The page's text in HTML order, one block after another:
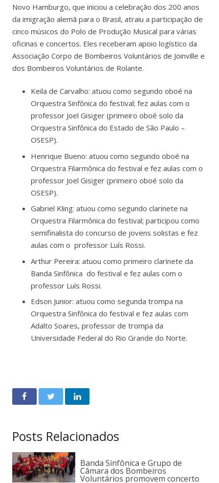
Novo Hamburgo, que iniciou a celebração dos 200 anos
da imigração alemã para o Brasil, atraiu a participação de
cinco músicos do Polo de Produção Musical para várias
oficinas e concertos. Eles receberam apoio logístico da
Associação Corpo de Bombeiros Voluntários de Joinville e
dos Bombeiros Voluntários de Rolante.
Keila de Carvalho: atuou como segundo oboé na
Orquestra Sinfônica do festival; fez aulas com o
professor Joel Gisiger (primeiro oboé solo da
Orquestra Sinfônica do Estado de São Paulo –
OSESP).
Henrique Bueno: atuou como segundo oboé na
Orquestra Filarmônica do festival e fez aulas com o
professor Joel Gisiger (primeiro oboé solo da
OSESP).
Gabriel Kling: atuou como segundo clarinete na
Orquestra Filarmônica do festival; participou como
semifinalista do concurso de jovens solistas e fez
aulas com o professor Luís Rossi.
Arthur Pereira: atuou como primeiro clarinete da
Banda Sinfônica do festival e fez aulas com o
professor Luís Rossi.
Edson Junior: atuou como segunda trompa na
Orquestra Sinfônica do festival e fez aulas com
Adalto Soares, professor de trompa da
Universidade Federal do Rio Grande do Norte.
Posts Relacionados
Banda Sinfônica e Grupo de
Câmara dos Bombeiros
Voluntários promovem concerto